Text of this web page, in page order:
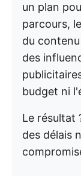
un plan
parcours,
du
des
budget ni
Le résultat
des délais